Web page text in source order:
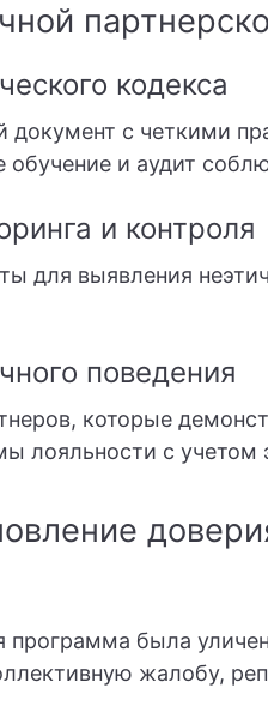
кодекса
документ с четкими
обучение и аудит
и контроля
для выявления
поведения
которые
лояльности с учетом
программа была
жалобу,